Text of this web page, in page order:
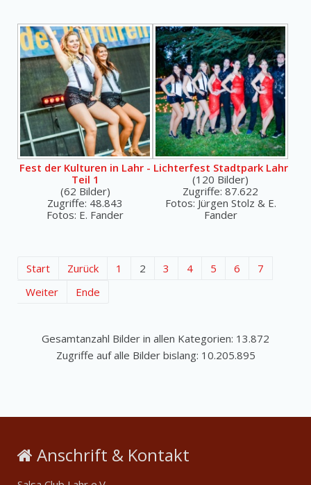
Fest der Kulturen in Lahr -
Teil 1
(62 Bilder)
Zugriffe: 48.843
Fotos: E. Fander
Lichterfest Stadtpark Lahr
(120 Bilder)
Zugriffe: 87.622
Fotos: Jürgen Stolz & E.
Fander
Start Zurück 1 2 3 4 5 6
7
Weiter
Ende
Gesamtanzahl Bilder in allen Kategorien: 13.872
Zugriffe auf alle Bilder bislang: 10.205.895
Anschrift & Kontakt